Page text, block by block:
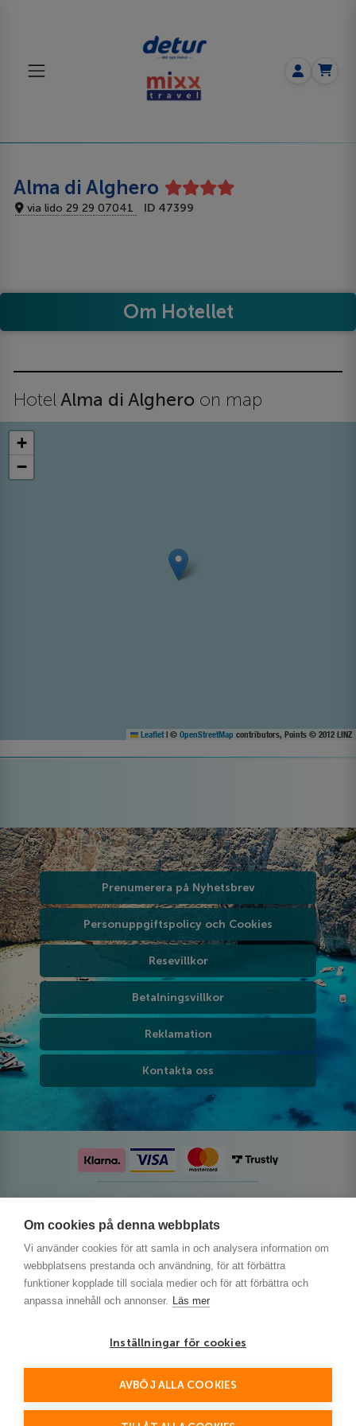
Om cookies på denna webbplats
Vi använder cookies för att samla in och analysera information om
webbplatsens prestanda och användning, för att förbättra
funktioner kopplade till sociala medier och för att förbättra och
anpassa innehåll och annonser. Läs mer
Inställningar för cookies
AVBÖJ ALLA COOKIES
Alma di Alghero
via lido 29 29 07041 ID 47399
Om Hotellet
HotelAlma di Alghero on map
+
−
Leaflet | © OpenStreetMap contributors, Points © 2012 LINZ
Prenumerera på Nyhetsbrev
Personuppgiftspolicy och Cookies
Resevillkor
Betalningsvillkor
Reklamation
Kontakta oss
This site is protected by reCAPTCHA and the Google
andTerms of Service apply.